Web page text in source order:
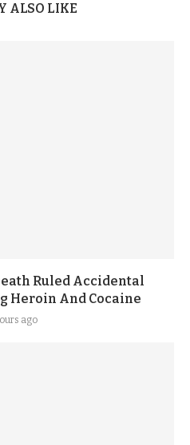
ALSO LIKE
Ruled Accidental
Heroin And Cocaine
ago